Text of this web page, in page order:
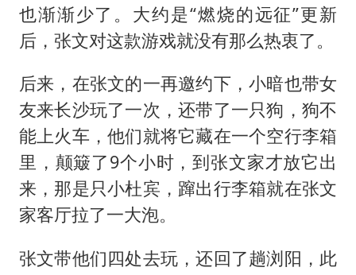
也渐渐少了。大约是“燃烧的远征”更新
后，张文对这款游戏就没有那么热衷了。
后来，在张文的一再邀约下，小暗也带女
友来长沙玩了一次，还带了一只狗，狗不
能上火车，他们就将它藏在一个空行李箱
里，颠簸了9个小时，到张文家才放它出
来，那是只小杜宾，蹿出行李箱就在张文
家客厅拉了一大泡。
张文带他们四处去玩，还回了趟浏阳，此